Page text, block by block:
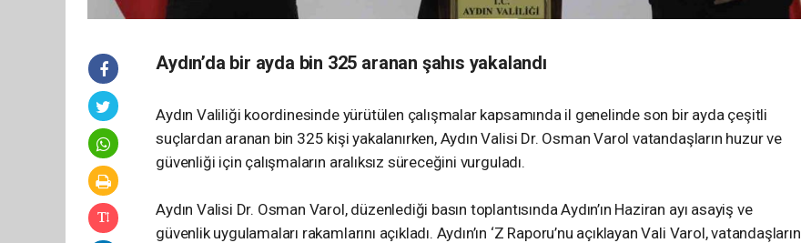
Aydın’da bir ayda bin 325 aranan şahıs yakalandı
Aydın Valiliği koordinesinde yürütülen çalışmalar kapsamında il genelinde son bir ayda çeşitli
suçlardan aranan bin 325 kişi yakalanırken, Aydın Valisi Dr. Osman Varol vatandaşların huzur ve
güvenliği için çalışmaların aralıksız süreceğini vurguladı.
Aydın Valisi Dr. Osman Varol, düzenlediği basın toplantısında Aydın’ın Haziran ayı asayiş ve
güvenlik uygulamaları rakamlarını açıkladı. Aydın’ın ‘Z Raporu’nu açıklayan Vali Varol, vatandaşların